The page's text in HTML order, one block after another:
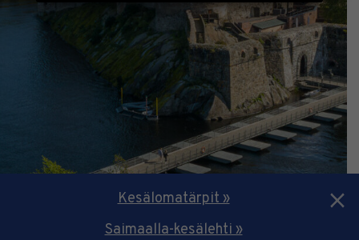
Kesälomatärpit »
Saimaalla-kesälehti »